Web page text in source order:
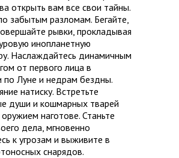
открыть вам все свои тайны.
забытым разломам. Бегайте,
рывки, прокладывая
инопланетную
Наслаждайтесь динамичным
от первого лица в
по Луне и недрам бездны.
натиску. Встретьте
души и кошмарных тварей
наготове. Станьте
дела, мгновенно
к угрозам и выживите в
снарядов.